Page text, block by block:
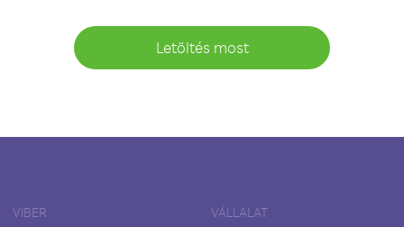
Letöltés most
VIBER VÁLLALAT